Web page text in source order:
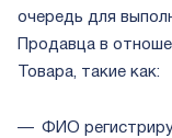
очередь для
Продавца в
Товара, такие как:
ФИО